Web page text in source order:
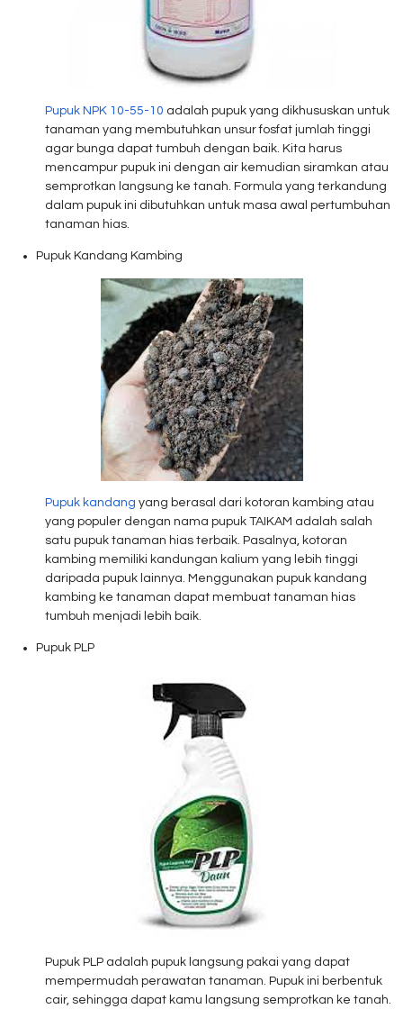
Pupuk NPK 10-55-10 adalah pupuk yang dikhususkan untuk
tanaman yang membutuhkan unsur fosfat jumlah tinggi
agar bunga dapat tumbuh dengan baik. Kita harus
mencampur pupuk ini dengan air kemudian siramkan atau
semprotkan langsung ke tanah. Formula yang terkandung
dalam pupuk ini dibutuhkan untuk masa awal pertumbuhan
tanaman hias.
Pupuk Kandang Kambing
Pupuk kandang yang berasal dari kotoran kambing atau
yang populer dengan nama pupuk TAIKAM adalah salah
satu pupuk tanaman hias terbaik. Pasalnya, kotoran
kambing memiliki kandungan kalium yang lebih tinggi
daripada pupuk lainnya. Menggunakan pupuk kandang
kambing ke tanaman dapat membuat tanaman hias
tumbuh menjadi lebih baik.
Pupuk PLP
Pupuk PLP adalah pupuk langsung pakai yang dapat
mempermudah perawatan tanaman. Pupuk ini berbentuk
cair, sehingga dapat kamu langsung semprotkan ke tanah.